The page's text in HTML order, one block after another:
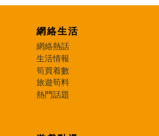
網絡生活
網絡熱話
生活情報
筍買着數
旅遊筍料
熱門話題